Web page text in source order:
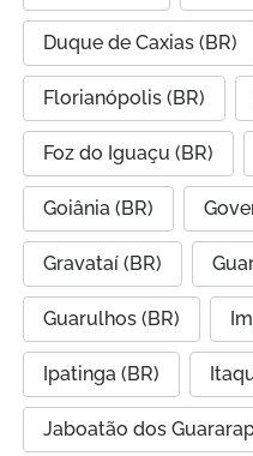
Duque de Caxias (BR)
Florianópolis (BR)
Foz do Iguaçu (BR)
Goiânia (BR)
Gravataí (BR)
Guarulhos (BR)
Ipatinga (BR)
Jaboatão dos